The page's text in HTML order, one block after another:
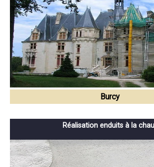
Burcy
Réalisation enduits à la